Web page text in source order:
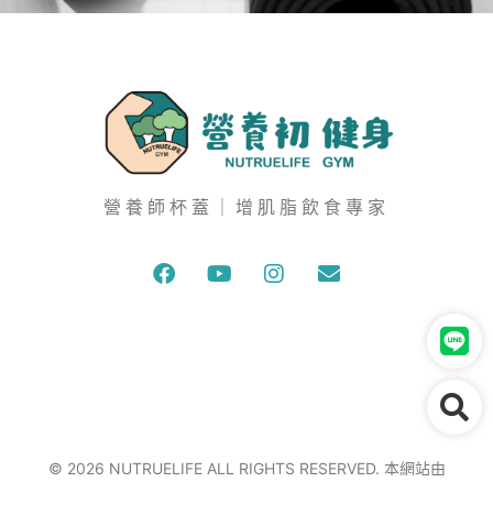
營養師杯蓋｜增肌脂飲食專家
© 2026 NUTRUELIFE ALL RIGHTS RESERVED. 本網站由